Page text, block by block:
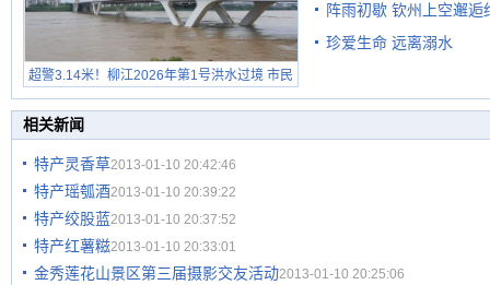
超警3.14米！柳江2026年第1号洪水过境 市民
在堤岸见证汛况
阵雨初歇 钦州上空邂逅
珍爱生命 远离溺水
相关新闻
特产灵香草2013-01-10 20:42:46
特产瑶瓠酒2013-01-10 20:39:22
特产绞股蓝2013-01-10 20:37:52
特产红薯糍2013-01-10 20:33:01
金秀莲花山景区第三届摄影交友活动2013-01-10 20:25:06